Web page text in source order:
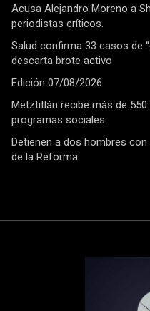
Acusa Alejandro Moreno a
periodistas críticos.
Salud confirma 33 casos de
descarta brote activo
Edición 07/08/2026
Metztitlán recibe más de
programas sociales.
Detienen a dos hombres
de la Reforma